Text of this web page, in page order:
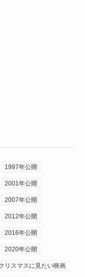
1997年公開
2001年公開
2007年公開
2012年公開
2016年公開
2020年公開
リスマスに見たい映画